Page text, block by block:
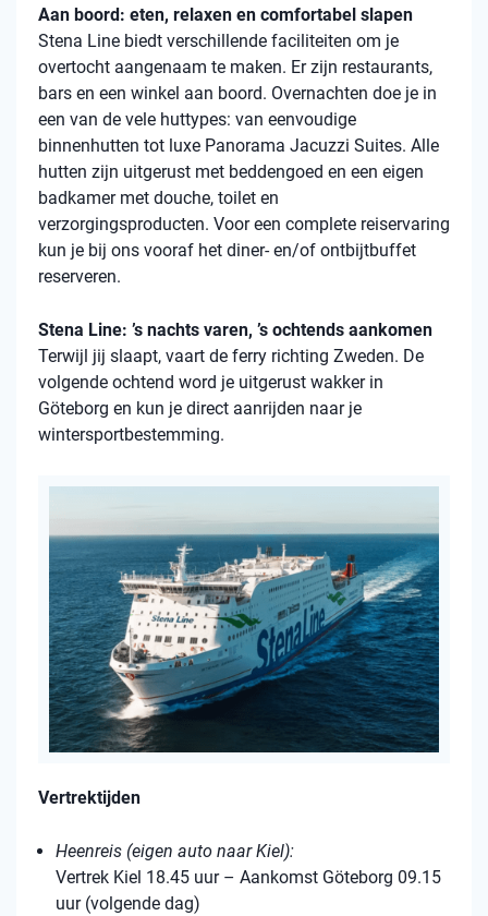
Aan boord: eten, relaxen en comfortabel slapen
Stena Line biedt verschillende faciliteiten om je
overtocht aangenaam te maken. Er zijn restaurants,
bars en een winkel aan boord. Overnachten doe je in
een van de vele huttypes: van eenvoudige
binnenhutten tot luxe Panorama Jacuzzi Suites. Alle
hutten zijn uitgerust met beddengoed en een eigen
badkamer met douche, toilet en
verzorgingsproducten. Voor een complete reiservaring
kun je bij ons vooraf het diner- en/of ontbijtbuffet
reserveren.
Stena Line: ’s nachts varen, ’s ochtends aankomen
Terwijl jij slaapt, vaart de ferry richting Zweden. De
volgende ochtend word je uitgerust wakker in
Göteborg en kun je direct aanrijden naar je
wintersportbestemming.
Vertrektijden
Heenreis (eigen auto naar Kiel):
Vertrek Kiel 18.45 uur – Aankomst Göteborg 09.15
uur (volgende dag)